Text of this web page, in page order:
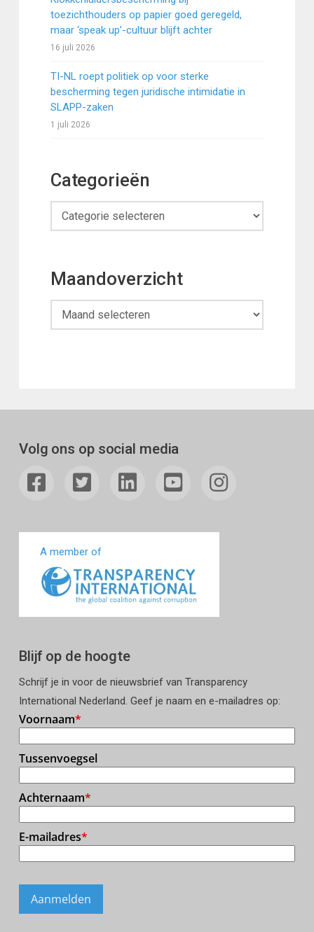
toezichthouders op papier goed geregeld,
maar ‘speak up’-cultuur blijft achter
16 juli 2026
TI-NL roept politiek op voor sterke
bescherming tegen juridische intimidatie in
SLAPP-zaken
1 juli 2026
Categorieën
Categorieën
Maandoverzicht
Maandoverzicht
Volg ons op social media
A member of
Blijf op de hoogte
Schrijf je in voor de nieuwsbrief van Transparency
International Nederland. Geef je naam en e-mailadres op: